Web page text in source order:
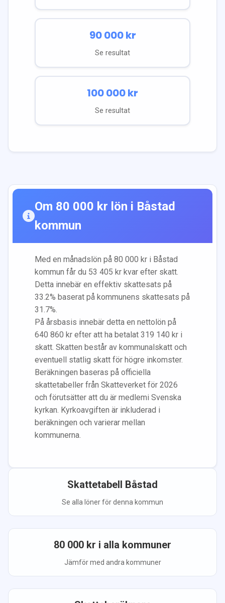
90 000kr
Se resultat
100 000kr
Se resultat
Om 80 000 kr lön i Båstad
kommun
Med en månadslön på 80 000 kr i Båstad
kommun får du 53 405 kr kvar efter skatt.
Detta innebär en effektiv skattesats på
33.2% baserat på kommunens skattesats på
31.7%.
På årsbasis innebär detta en nettolön på
640 860 kr efter att ha betalat 319 140 kr i
skatt. Skatten består av kommunalskatt och
eventuell statlig skatt för högre inkomster.
Beräkningen baseras på officiella
skattetabeller från Skatteverket för 2026
och förutsätter att du är medlemi Svenska
kyrkan. Kyrkoavgiften är inkluderad i
beräkningen och varierar mellan
kommunerna.
Skattetabell Båstad
Se alla löner för denna kommun
80 000 kr i alla kommuner
Jämför med andra kommuner